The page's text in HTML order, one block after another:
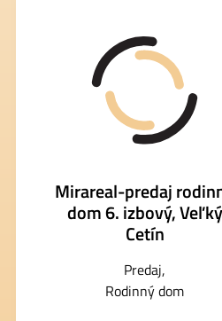
Mirareal-predaj
dom 6. izbový, Veľký
Cetín
Predaj
Rodinný dom